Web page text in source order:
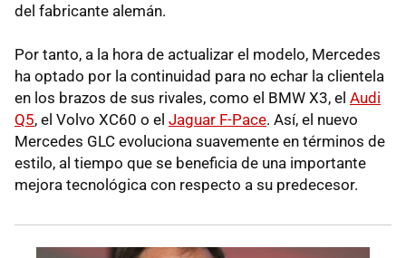
del fabricante alemán.
Por tanto, a la hora de actualizar el modelo, Mercedes
ha optado por la continuidad para no echar la clientela
en los brazos de sus rivales, como el BMW X3, el Audi
Q5, el Volvo XC60 o el Jaguar F-Pace. Así, el nuevo
Mercedes GLC evoluciona suavemente en términos de
estilo, al tiempo que se beneficia de una importante
mejora tecnológica con respecto a su predecesor.